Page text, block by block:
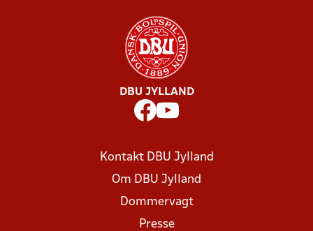
DBU JYLLAND
Kontakt DBU Jylland
Om DBU Jylland
Dommervagt
Presse